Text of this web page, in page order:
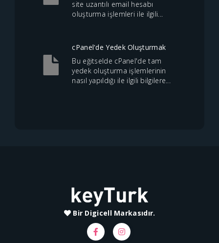
site uzantılı email hesabı
oluşturma işlemleri ile ilgili...
cPanel'de Yedek Oluşturmak
Bu eğitselde cPanel'de tam
yedek oluşturma işlemlerinin
nasıl yapıldığı ile ilgili bilgilere...
Bir Digicell Markasıdır.